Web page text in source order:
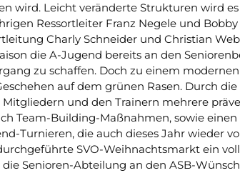
wird. Leicht veränderte Strukturen wird
Ressortleiter Franz Negele und
Charly Schneider und Christian
die A-Jugend bereits an den
zu schaffen. Doch zu einem
auf dem grünen Rasen. Durch
und den Trainern mehrere
Team-Building-Maßnahmen, sowie
Turnieren, die auch dieses Jahr wieder
SVO-Weihnachtsmarkt ein
Senioren-Abteilung an den ASB-